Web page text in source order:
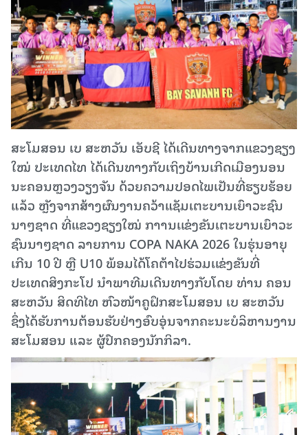
ສະໂມສອນ ເບ ສະຫວັນ ເອັບຊີ ໄດ້ເດີນທາງຈາກແຂວງຊຽງ
ໃໝ່ ປະເທດໄທ ໄດ້ເດີນທາງກັບເຖິງບ້ານເກີດເມືອງນອນ
ນະຄອນຫຼວງວຽງຈັນ ດ້ວຍຄວາມປອດໄພເປັນທີ່ຮຽບຮ້ອຍ
ແລ້ວ ຫຼັງຈາກສ້າງຜົນງານຄວ້າແຊັມເຕະບານເຍົາວະຊົນ
ນາໆຊາດ ທີ່ແຂວງຊຽງໃໝ່ ກາານເເຂ່ງຂັນເຕະບານເຍົາວະ
ຊົນນາໆຊາດ ລາຍການ COPA NAKA 2026 ໃນຮຸ່ນອາຍຸ
ເກີນ 10 ປີ ຫຼື U10 ພ້ອມໄດ້ໂຄຕ້າໄປຮ່ວມເເຂ່ງຂັນທີ່
ປະເທດສິງກະໂປ ນຳພາທີມເດີນທາງກັບໂດຍ ທ່ານ ຄອນ
ສະຫວັນ ສິດທິໄທ ຫົວໜ້າຄູຝຶກສະໂມສອນ ເບ ສະຫວັນ
ຊຶ່ງໄດ້ຮັບການຕ້ອນຮັບຢ່າງອົບອຸ່ນຈາກຄະນະບໍລິຫານງານ
ສະໂມສອນ ແລະ ຜູ້ປົກຄອງນັກກິລາ.